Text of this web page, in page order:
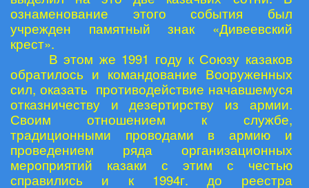
ознаменование этого события был
учрежден памятный знак «Дивеевский
крест».
В этом же 1991 году к Союзу казаков
обратилось и командование Вооруженных
сил, оказать противодействие начавшемуся
отказничеству и дезертирству из армии.
Своим отношением к службе,
традиционными проводами в армию и
проведением ряда организационных
мероприятий казаки с этим с честью
справились и к 1994г. до реестра